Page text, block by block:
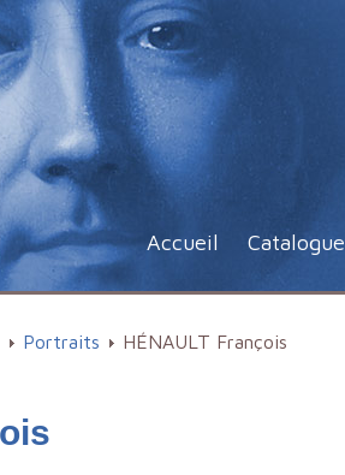
Accueil Catalogue
Portraits HÉNAULT François